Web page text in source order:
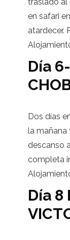
en safari
atardecer.
Día
Dos días
la mañana
descanso
completa
Día 8